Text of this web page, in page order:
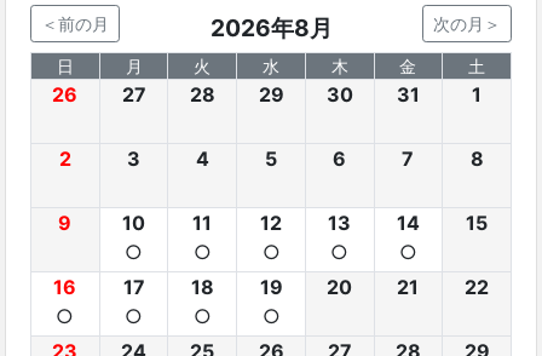
＜前の月 2026年8月 次の月＞
日 月 火 水 木 金 土
26 27 28 29 30 31 1
2 3 4 5 6 7 8
9
10
○
11
○
12
○
13
○
14
○
15
16
○
17
○
18
○
19
○
20 21 22
23 24 25 26 27 28 29